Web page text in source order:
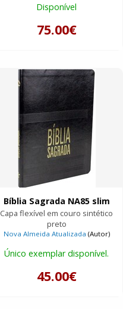
Disponível
75.00€
Bíblia Sagrada NA85 slim
Capa flexível em couro sintético
preto
Nova Almeida Atualizada (Autor)
Único exemplar disponível.
45.00€